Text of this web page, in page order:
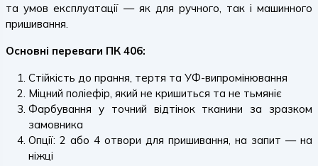
та умов експлуатації — як для ручного, так і машинного
пришивання.
Основні переваги ПК 406:
Стійкість до прання, тертя та УФ-випромінювання
Міцний поліефір, який не кришиться та не тьмяніє
Фарбування у точний відтінок тканини за зразком
замовника
Опції: 2 або 4 отвори для пришивання, на запит — на
ніжці